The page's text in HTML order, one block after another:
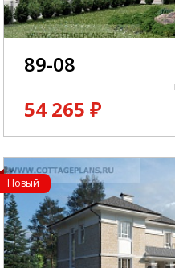
89-08
54 265 ₽
Новый